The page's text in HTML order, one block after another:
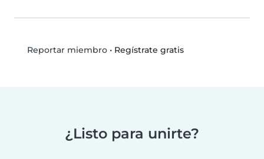
Reportar miembro• Regístrate gratis
¿Listo para unirte?